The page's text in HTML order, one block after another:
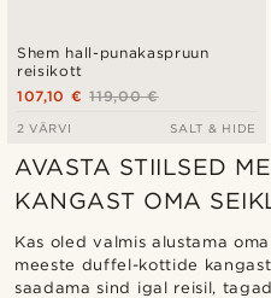
Shem hall-punakaspruun
reisikott
119,00 €
107,10 €
2 VÄRVI SALT & HIDE
AVASTA STIILSED
KANGAST OMA
Kas oled valmis alustama
meeste duffel-kottide
saadama sind igal reisil,